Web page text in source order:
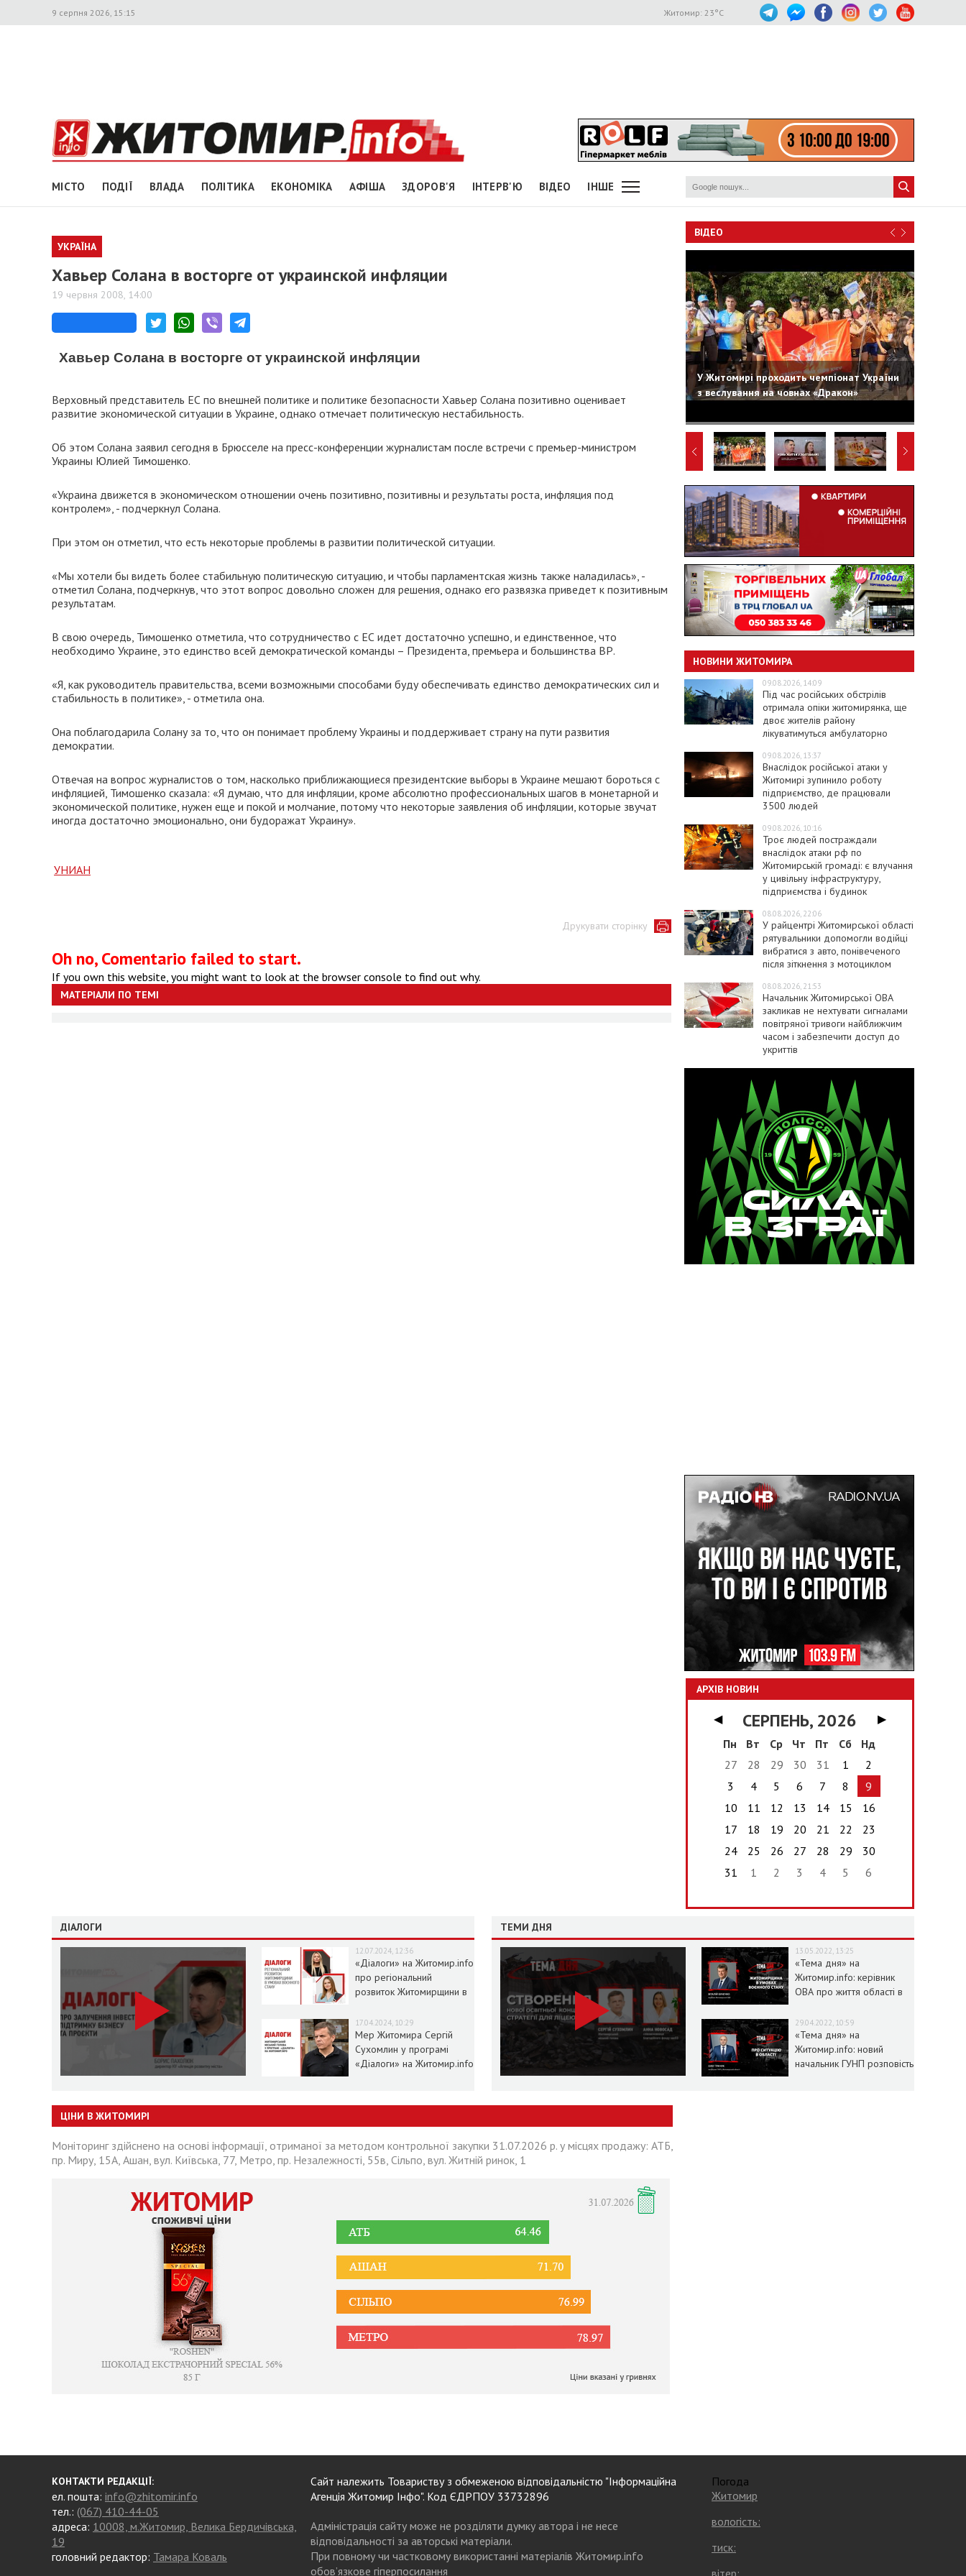
9 серпня 2026, 15:15 Житомир: 23°C
МІСТО ПОДІЇ ВЛАДА ПОЛІТИКА ЕКОНОМІКА АФІША ЗДОРОВ'Я ІНТЕРВ'Ю ВІДЕО ІНШЕ
УКРАЇНА
Хавьер Солана в восторге от украинской инфляции
19 червня 2008, 14:00
Хавьер Солана в восторге от украинской инфляции
Верховный представитель ЕС по внешней политике и политике безопасности Хавьер Солана позитивно оценивает
развитие экономической ситуации в Украине, однако отмечает политическую нестабильность.
Об этом Солана заявил сегодня в Брюсселе на пресс-конференции журналистам после встречи с премьер-министром
Украины Юлией Тимошенко.
«Украина движется в экономическом отношении очень позитивно, позитивны и результаты роста, инфляция под
контролем», - подчеркнул Солана.
При этом он отметил, что есть некоторые проблемы в развитии политической ситуации.
«Мы хотели бы видеть более стабильную политическую ситуацию, и чтобы парламентская жизнь также наладилась», -
отметил Солана, подчеркнув, что этот вопрос довольно сложен для решения, однако его развязка приведет к позитивным
результатам.
В свою очередь, Тимошенко отметила, что сотрудничество с ЕС идет достаточно успешно, и единственное, что
необходимо Украине, это единство всей демократической команды – Президента, премьера и большинства ВР.
«Я, как руководитель правительства, всеми возможными способами буду обеспечивать единство демократических сил и
стабильность в политике», - отметила она.
Она поблагодарила Солану за то, что он понимает проблему Украины и поддерживает страну на пути развития
демократии.
Отвечая на вопрос журналистов о том, насколько приближающиеся президентские выборы в Украине мешают бороться с
инфляцией, Тимошенко сказала: «Я думаю, что для инфляции, кроме абсолютно профессиональных шагов в монетарной и
экономической политике, нужен еще и покой и молчание, потому что некоторые заявления об инфляции, которые звучат
иногда достаточно эмоционально, они будоражат Украину».
УНИАН
Друкувати сторінку
Oh no, Comentario failed to start.
If you own this website, you might want to look at the browser console to find out why.
МАТЕРІАЛИ ПО ТЕМІ
ВІДЕО
У Житомирі проходить чемпіонат України
з веслування на човнах «Дракон»
НОВИНИ ЖИТОМИРА
09.08.2026, 14:09
Під час російських обстрілів
отримала опіки житомирянка, ще
двоє жителів району
лікуватимуться амбулаторно
09.08.2026, 13:37
Внаслідок російської атаки у
Житомирі зупинило роботу
підприємство, де працювали
3500 людей
09.08.2026, 10:16
Троє людей постраждали
внаслідок атаки рф по
Житомирській громаді: є влучання
у цивільну інфраструктуру,
підприємства і будинок
08.08.2026, 22:06
У райцентрі Житомирської області
рятувальники допомогли водійці
вибратися з авто, понівеченого
після зіткнення з мотоциклом
08.08.2026, 21:53
Начальник Житомирської ОВА
закликав не нехтувати сигналами
повітряної тривоги найближчим
часом і забезпечити доступ до
укриттів
АРХІВ НОВИН
◀ СЕРПЕНЬ, 2026
▶
Пн
Вт Ср Чт Пт Сб
Нд
27
28 29 30 31 1
2
3
4 5 6 7 8
9
10
11 12 13 14 15
16
17
18 19 20 21 22
23
24
25 26 27 28 29
30
31
1 2 3 4 5 6
ДІАЛОГИ
12.07.2024, 12:36
«Діалоги» на Житомир.info
про регіональний
розвиток Житомирщини в
17.04.2024, 10:29
Мер Житомира Сергій
Сухомлин у програмі
«Діалоги» на Житомир.info
ТЕМИ ДНЯ
13.05.2022, 13:25
«Тема дня» на
Житомир.info: керівник
ОВА про життя області в
29.04.2022, 10:59
«Тема дня» на
Житомир.info: новий
начальник ГУНП розповість
ЦІНИ В ЖИТОМИРІ
Моніторинг здійснено на основі інформації, отриманої за методом контрольної закупки 31.07.2026 р. у місцях продажу: АТБ,
пр. Миру, 15А, Ашан, вул. Київська, 77, Метро, пр. Незалежності, 55в, Сільпо, вул. Житній ринок, 1
КОНТАКТИ РЕДАКЦІЇ:
ел. пошта: info@zhitomir.info
тел.: (067) 410-44-05
адреса: 10008, м.Житомир, Велика Бердичівська,
19
головний редактор: Тамара Коваль
Сайт належить Товариству з обмеженою відповідальністю "Інформаційна
Агенція Житомир Інфо". Код ЄДРПОУ 33732896
Адміністрація сайту може не розділяти думку автора і не несе
відповідальності за авторські матеріали.
При повному чи частковому використанні матеріалів Житомир.info
обов’язкове гіперпосилання
Погода
Житомир
вологість:
тиск:
вітер: